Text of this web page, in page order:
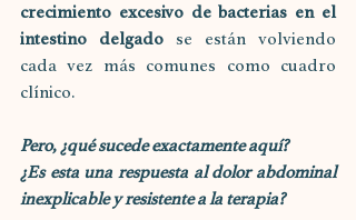
crecimiento excesivo de bacterias en el
intestino delgado se están volviendo
cada vez más comunes como cuadro
clínico.
Pero, ¿qué sucede exactamente aquí?
¿Es esta una respuesta al dolor abdominal
inexplicable y resistente a la terapia?